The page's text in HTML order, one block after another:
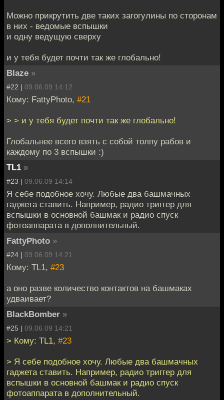
Можно прикрутить две таких загогулины по сторонам
в них - ведомые вспышки
и одну ведущую сверху
и у тебя будет почти так же глобально!
Blaze »
#22 | 09.06.09 14:12
Кому: FattyPhoto, #21
> > и у тебя будет почти так же глобально!
Глобальнее всего взять с собой толпу рабов и
каждому по 3 вспышки :)
TL1 »
#23 | 09.06.09 14:14
Я себе подобное хочу. Любые два башмачных
гаджета ставить. Например, радио триггер для
вспышки в основной башмак и радио спуск
фотоаппарата в дополнительный.
FattyPhoto »
#24 | 09.06.09 14:21
Кому: TL1, #23
а оно разве количество контактов на башмаках
удваивает?
BlackBomber »
#25 | 09.06.09 14:21
> Кому: TL1, #23
> Я себе подобное хочу. Любые два башмачных
гаджета ставить. Например, радио триггер для
вспышки в основной башмак и радио спуск
фотоаппарата в дополнительный.